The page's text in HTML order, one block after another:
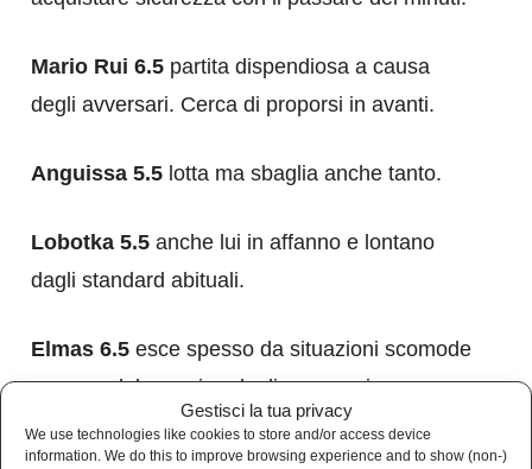
Gestisci la tua privacy
We use technologies like cookies to store and/or access device
information. We do this to improve browsing experience and to show (non-)
Mario Rui 6.5 partita dispendiosa a causa
degli avversari. Cerca di proporsi in avanti.
Anguissa 5.5 lotta ma sbaglia anche tanto.
Lobotka 5.5 anche lui in affanno e lontano
dagli standard abituali.
Elmas 6.5 esce spesso da situazioni scomode
a causa del pressing degli avversari.
Lozano 6il Napoli attacca molto dalla sua